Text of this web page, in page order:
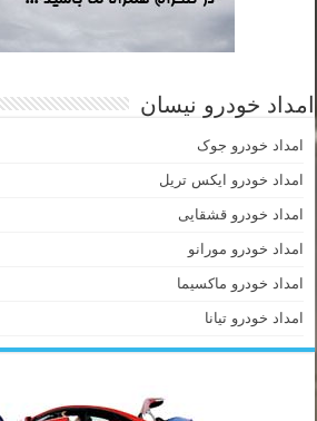
امداد خودرو نیسان
امداد خودرو جوک
امداد خودرو ایکس تریل
امداد خودرو قشقایی
امداد خودرو مورانو
امداد خودرو ماکسیما
امداد خودرو تیانا